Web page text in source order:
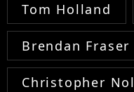
Tom Holland
Brendan Fraser
Christopher